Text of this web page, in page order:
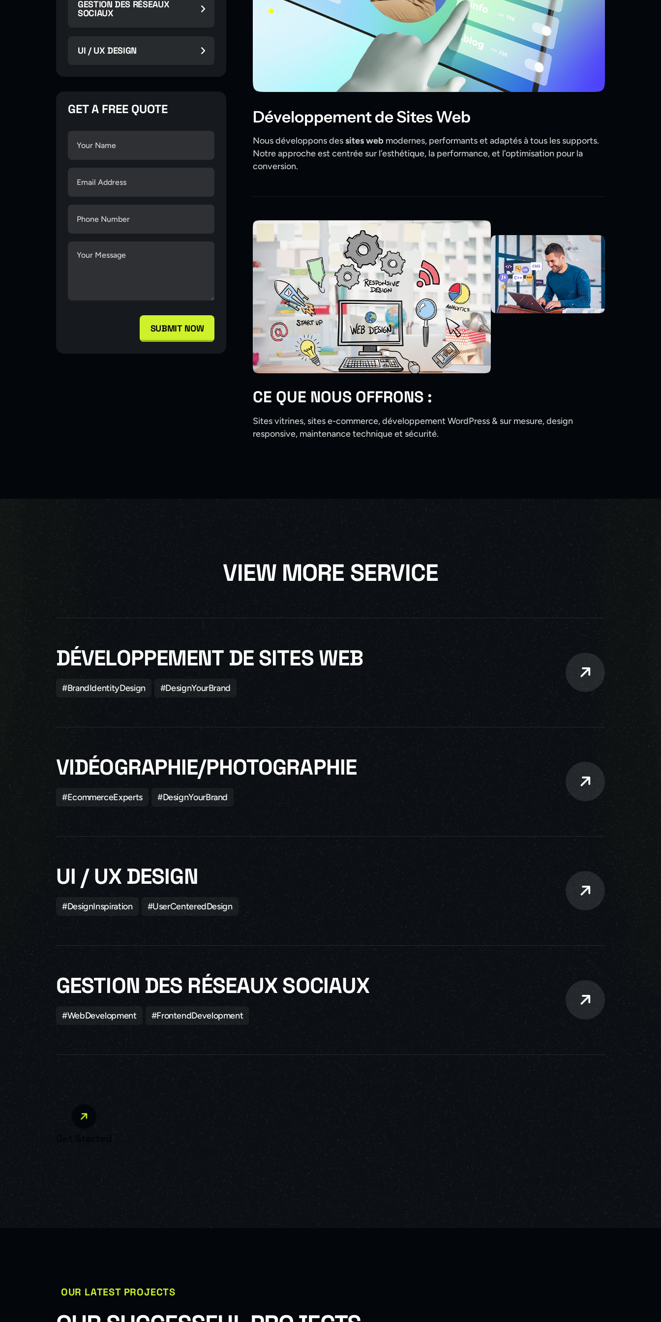
GESTION DES RÉSEAUX
SOCIAUX
UI / UX DESIGN
GET A FREE QUOTE
SUBMIT NOW
Développement de Sites Web
Nous développons dessites web modernes, performants et adaptés à tous les supports.
Notre approche est centrée sur l’esthétique, la performance, et l’optimisation pour la
conversion.
CE QUE NOUS OFFRONS :
Sites vitrines, sites e-commerce, développement WordPress & sur mesure, design
responsive, maintenance technique et sécurité.
VIEW MORE SERVICE
DÉVELOPPEMENT DE SITES WEB
#BrandIdentityDesign #DesignYourBrand
VIDÉOGRAPHIE/PHOTOGRAPHIE
#EcommerceExperts #DesignYourBrand
UI / UX DESIGN
#DesignInspiration #UserCenteredDesign
GESTION DES RÉSEAUX SOCIAUX
#WebDevelopment #FrontendDevelopment
Get Started
OUR LATEST PROJECTS